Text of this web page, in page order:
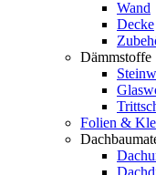
Wand
Decke
Dämmstoffe
Folien &